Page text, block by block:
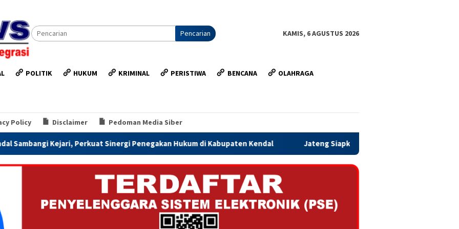
Pencarian KAMIS, 6 AGUSTUS 2026
POLITIK HUKUM KRIMINAL PERISTIWA BENCANA OLAHRAGA
Policy Disclaimer Pedoman Media Siber
Perkuat Sinergi Penegakan Hukum di Kabupaten Kendal Jateng Siapkan Dana Cadangan Rp1,2 Triliun untuk Pilgub